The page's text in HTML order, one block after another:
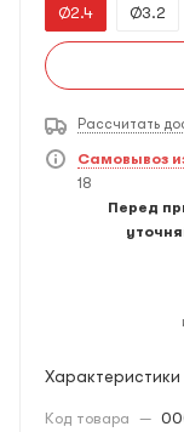
Ø2.4
Ø3.2
Рассчитать
Самовывоз
18
Перед
Характеристики
Код товара —